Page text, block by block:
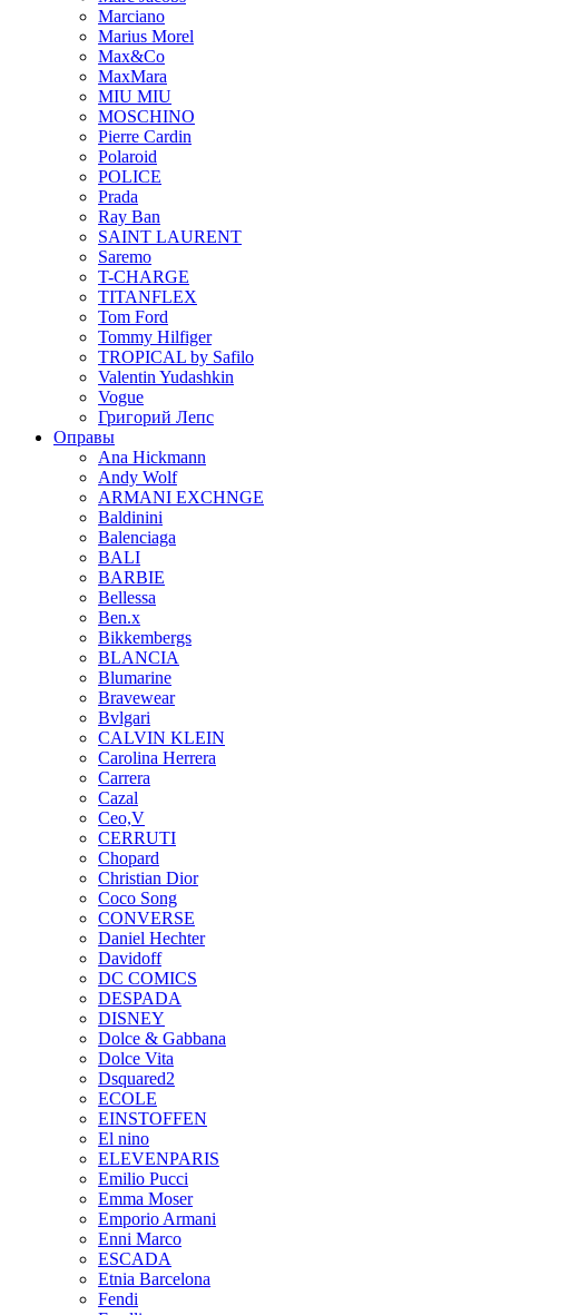
Marciano
Marius Morel
Max&Co
MaxMara
MIU MIU
MOSCHINO
Pierre Cardin
Polaroid
POLICE
Prada
Ray Ban
SAINT LAURENT
Saremo
T-CHARGE
TITANFLEX
Tom Ford
Tommy Hilfiger
TROPICAL by Safilo
Valentin Yudashkin
Vogue
Григорий Лепс
Оправы
Ana Hickmann
Andy Wolf
ARMANI EXCHNGE
Baldinini
Balenciaga
BALI
BARBIE
Bellessa
Ben.x
Bikkembergs
BLANCIA
Blumarine
Bravewear
Bvlgari
CALVIN KLEIN
Carolina Herrera
Carrera
Cazal
Ceo,V
CERRUTI
Chopard
Christian Dior
Coco Song
CONVERSE
Daniel Hechter
Davidoff
DC COMICS
DESPADA
DISNEY
Dolce & Gabbana
Dolce Vita
Dsquared2
ECOLE
EINSTOFFEN
El nino
ELEVENPARIS
Emilio Pucci
Emma Moser
Emporio Armani
Enni Marco
ESCADA
Etnia Barcelona
Fendi